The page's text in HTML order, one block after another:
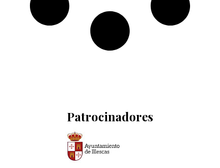
Patrocinadores